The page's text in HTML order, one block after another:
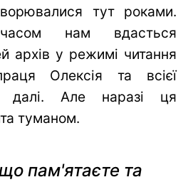
тут роками.
нам вдасться
архів у режимі читання
Олексія та всієї
далі. Але наразі ця
туманом.
пам'ятаєте та